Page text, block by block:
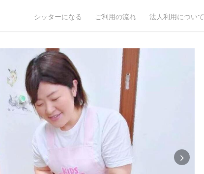
シッターになる ご利用の流れ 法人利用について